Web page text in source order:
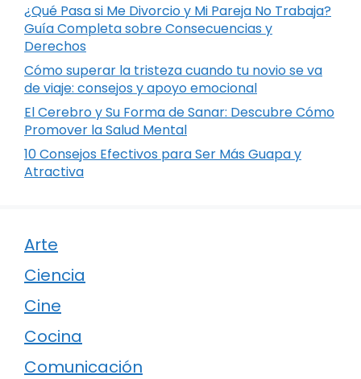
¿Qué Pasa si Me Divorcio y Mi Pareja No Trabaja?
Guía Completa sobre Consecuencias y
Derechos
Cómo superar la tristeza cuando tu novio se va
de viaje: consejos y apoyo emocional
El Cerebro y Su Forma de Sanar: Descubre Cómo
Promover la Salud Mental
10 Consejos Efectivos para Ser Más Guapa y
Atractiva
Arte
Ciencia
Cine
Cocina
Comunicación